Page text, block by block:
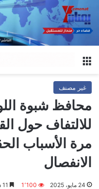
غير مصنف
محافظ شبوة
للالتفاف حول
مرة الأسباب
الانفصال
24 مايو، 2025 1٬100